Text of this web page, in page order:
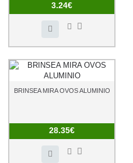
3.24€
BRINSEA MIRA OVOS ALUMINIO
28.35€